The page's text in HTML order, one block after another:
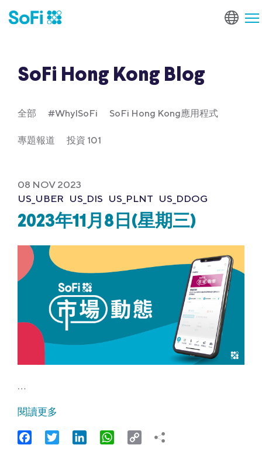
SoFi Hong Kong Blog
全部 #WhyISoFi SoFi Hong Kong應用程式
專題報道 投資 101
08 NOV 2023
US_UBER US_DIS US_PLNT US_DDOG
2023年11月8日(星期三)
…
閱讀更多
FacebookTwitter LinkedIn WhatsApp
Copy